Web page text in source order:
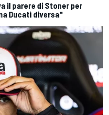
il parere di Stoner per
Ducati diversa"